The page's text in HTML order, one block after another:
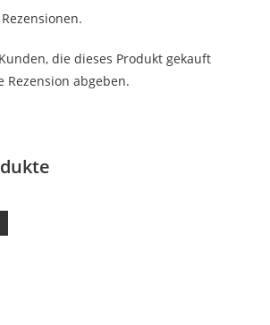
die dieses Produkt gekauft
Rezension abgeben.